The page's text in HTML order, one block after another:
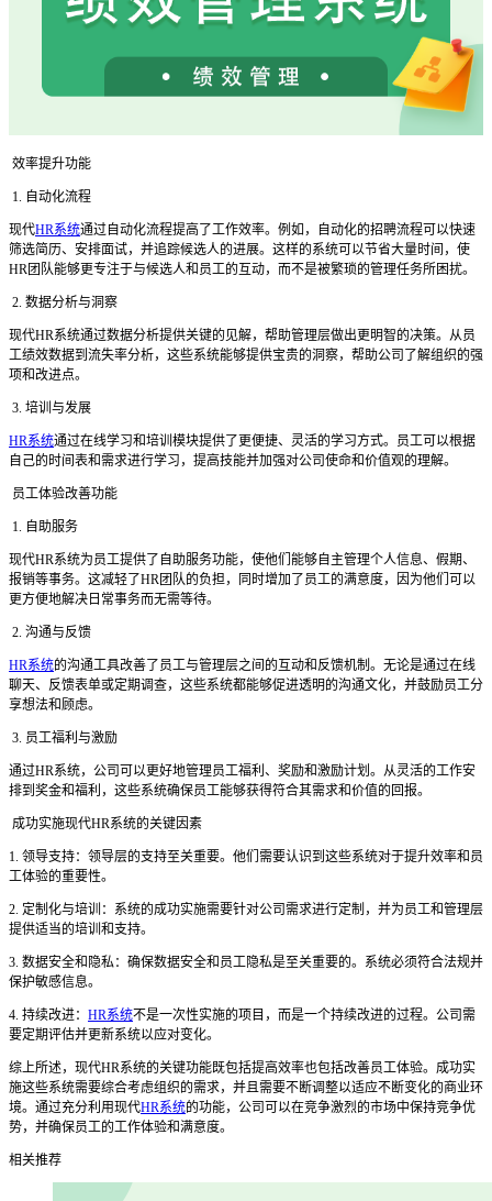
效率提升功能
1. 自动化流程
现代HR系统通过自动化流程提高了工作效率。例如，自动化的招聘流程可以快速
筛选简历、安排面试，并追踪候选人的进展。这样的系统可以节省大量时间，使
HR团队能够更专注于与候选人和员工的互动，而不是被繁琐的管理任务所困扰。
2. 数据分析与洞察
现代HR系统通过数据分析提供关键的见解，帮助管理层做出更明智的决策。从员
工绩效数据到流失率分析，这些系统能够提供宝贵的洞察，帮助公司了解组织的强
项和改进点。
3. 培训与发展
HR系统通过在线学习和培训模块提供了更便捷、灵活的学习方式。员工可以根据
自己的时间表和需求进行学习，提高技能并加强对公司使命和价值观的理解。
员工体验改善功能
1. 自助服务
现代HR系统为员工提供了自助服务功能，使他们能够自主管理个人信息、假期、
报销等事务。这减轻了HR团队的负担，同时增加了员工的满意度，因为他们可以
更方便地解决日常事务而无需等待。
2. 沟通与反馈
HR系统的沟通工具改善了员工与管理层之间的互动和反馈机制。无论是通过在线
聊天、反馈表单或定期调查，这些系统都能够促进透明的沟通文化，并鼓励员工分
享想法和顾虑。
3. 员工福利与激励
通过HR系统，公司可以更好地管理员工福利、奖励和激励计划。从灵活的工作安
排到奖金和福利，这些系统确保员工能够获得符合其需求和价值的回报。
成功实施现代HR系统的关键因素
1. 领导支持：领导层的支持至关重要。他们需要认识到这些系统对于提升效率和员
工体验的重要性。
2. 定制化与培训：系统的成功实施需要针对公司需求进行定制，并为员工和管理层
提供适当的培训和支持。
3. 数据安全和隐私：确保数据安全和员工隐私是至关重要的。系统必须符合法规并
保护敏感信息。
4. 持续改进： HR系统不是一次性实施的项目，而是一个持续改进的过程。公司需
要定期评估并更新系统以应对变化。
综上所述，现代HR系统的关键功能既包括提高效率也包括改善员工体验。成功实
施这些系统需要综合考虑组织的需求，并且需要不断调整以适应不断变化的商业环
境。通过充分利用现代HR系统的功能，公司可以在竞争激烈的市场中保持竞争优
势，并确保员工的工作体验和满意度。
相关推荐